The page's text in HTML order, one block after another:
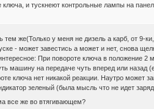
ключа, и тускнеют контрольные лампы на
же(Только у меня не дизель а карб, от 9-
- может завестись а может и нет, снова
При повороте ключа в положение 2
машину на передаче чуть вперед или назад
ключа нет никакой реакции. Наутро может
зеленый (была мысль что не идет
все же во втягивающем?